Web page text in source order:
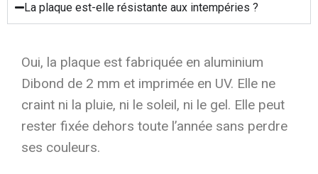
La plaque est-elle résistante aux intempéries ?
Oui, la plaque est fabriquée en aluminium
Dibond de 2 mm et imprimée en UV. Elle ne
craint ni la pluie, ni le soleil, ni le gel. Elle peut
rester fixée dehors toute l’année sans perdre
ses couleurs.